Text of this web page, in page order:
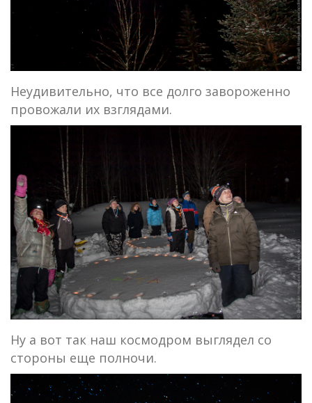
Неудивительно, что все долго завороженно
провожали их взглядами.
Ну а вот так наш космодром выглядел со
стороны еще полночи.